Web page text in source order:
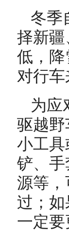
冬季
择新
低，
对行
为应
驱越
小工
铲、
源等
过；
一定